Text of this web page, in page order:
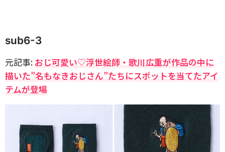
sub6-3
元記事: おじ可愛い♡浮世絵師・歌川広重が作品の中に
描いた”名もなきおじさん”たちにスポットを当てたアイ
テムが登場